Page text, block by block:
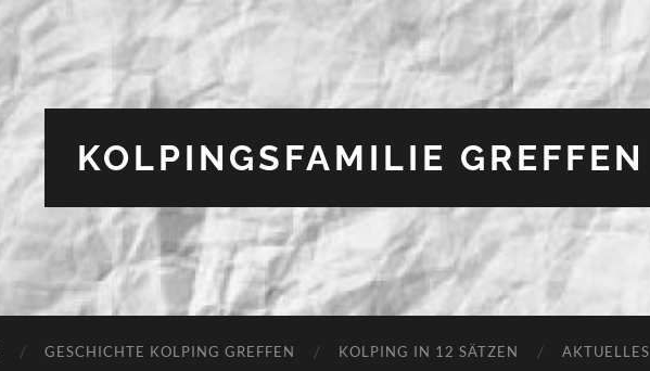
KOLPINGSFAMILIE GREFFEN
GESCHICHTE KOLPING GREFFEN KOLPING IN 12 SÄTZEN AKTUELLES